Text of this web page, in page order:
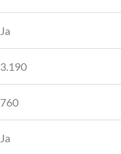
Ja
3.190
760
Ja